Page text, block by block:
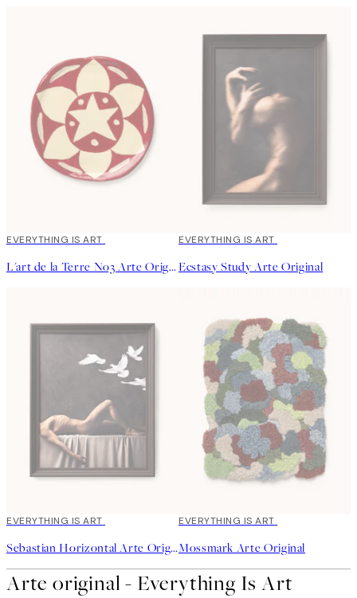
EVERYTHING IS ART
L'art de la Terre No3 Arte Original
EVERYTHING IS ART
Ecstasy Study Arte Original
EVERYTHING IS ART
Sebastian Horizontal Arte Original
EVERYTHING IS ART
Mossmark Arte Original
Arte original - Everything Is Art